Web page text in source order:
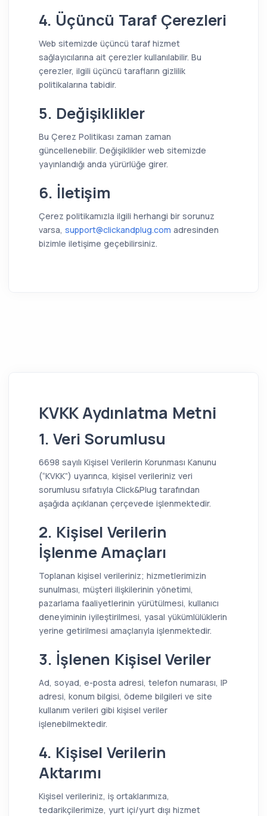
4. Üçüncü Taraf Çerezleri
Web sitemizde üçüncü taraf hizmet
sağlayıcılarına ait çerezler kullanılabilir. Bu
çerezler, ilgili üçüncü tarafların gizlilik
politikalarına tabidir.
5. Değişiklikler
Bu Çerez Politikası zaman zaman
güncellenebilir. Değişiklikler web sitemizde
yayınlandığı anda yürürlüğe girer.
6. İletişim
Çerez politikamızla ilgili herhangi bir sorunuz
varsa, support@clickandplug.com adresinden
bizimle iletişime geçebilirsiniz.
KVKK Aydınlatma Metni
1. Veri Sorumlusu
6698 sayılı Kişisel Verilerin Korunması Kanunu
(“KVKK”) uyarınca, kişisel verileriniz veri
sorumlusu sıfatıyla Click&Plug tarafından
aşağıda açıklanan çerçevede işlenmektedir.
2. Kişisel Verilerin
İşlenme Amaçları
Toplanan kişisel verileriniz; hizmetlerimizin
sunulması, müşteri ilişkilerinin yönetimi,
pazarlama faaliyetlerinin yürütülmesi, kullanıcı
deneyiminin iyileştirilmesi, yasal yükümlülüklerin
yerine getirilmesi amaçlarıyla işlenmektedir.
3. İşlenen Kişisel Veriler
Ad, soyad, e-posta adresi, telefon numarası, IP
adresi, konum bilgisi, ödeme bilgileri ve site
kullanım verileri gibi kişisel veriler
işlenebilmektedir.
4. Kişisel Verilerin
Aktarımı
Kişisel verileriniz, iş ortaklarımıza,
tedarikçilerimize, yurt içi/yurt dışı hizmet